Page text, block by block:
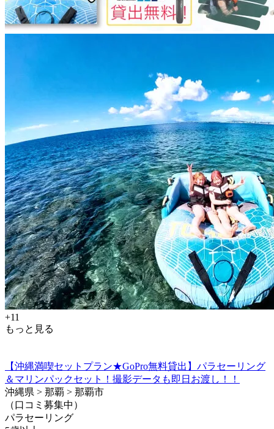
+11
もっと見る
【沖縄満喫セットプラン★GoPro無料貸出】パラセーリング
＆マリンパックセット！撮影データも即日お渡し！！
沖縄県 > 那覇 > 那覇市
（口コミ募集中）
パラセーリング